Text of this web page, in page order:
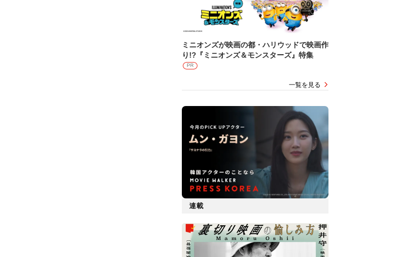
ミニオンズが映画の都・ハリウッドで映画作
り!?『ミニオンズ＆モンスターズ』特集
PR
一覧を見る
連載